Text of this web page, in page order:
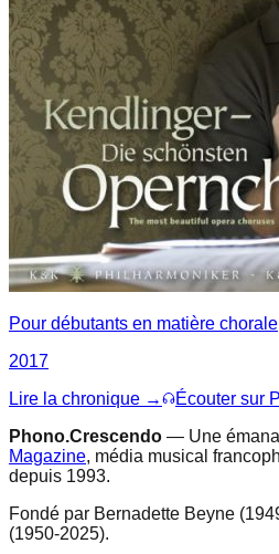
Pour débutants en matière chorale
2017
Lire la chronique →
Écouter sur
Phono.Crescendo — Une
Magazine, média musical
depuis 1993.
Fondé par Bernadette Beyne
(1950-2025).